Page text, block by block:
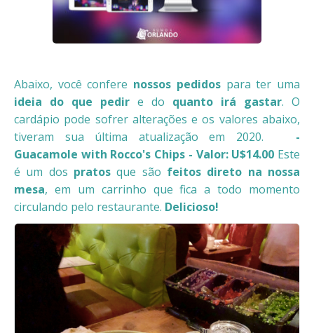
Abaixo, você confere nossos pedidospara ter uma
ideia do que pedir e do quanto irá gastar. O
cardápio pode sofrer alterações e os valores abaixo,
tiveram sua última atualização em 2020. -
Guacamole with Rocco's Chips - Valor: U$14.00 Este
é um dos pratos que são feitos direto na nossa
mesa, em um carrinho que fica a todo momento
circulando pelo restaurante. Delicioso!